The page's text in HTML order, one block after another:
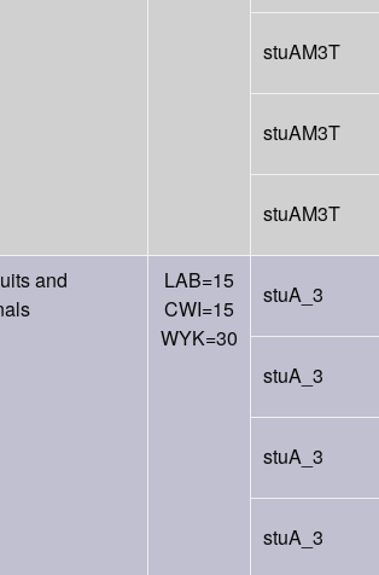
stuAM3T
stuAM3T
stuAM3T
and
LAB=15
CWI=15
WYK=30
stuA_3
stuA_3
stuA_3
stuA_3